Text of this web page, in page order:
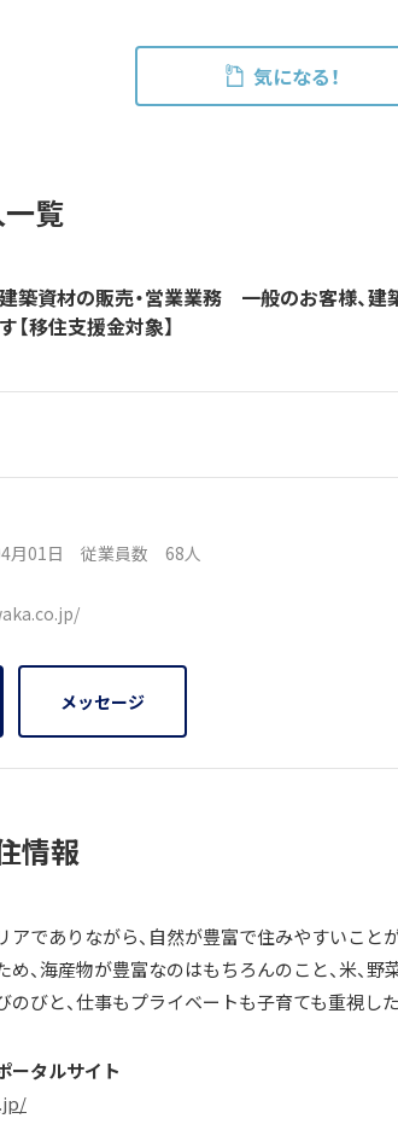
気になる！
覧
築資材の販売・営業業務 一般のお客様、
【移住支援金対象】
月01日 従業員数 68人
メッセージ
情報
アでありながら、自然が豊富で住みやすいこと
め、海産物が豊富なのはもちろんのこと、米、
のびと、仕事もプライベートも子育ても重視し
ータルサイト